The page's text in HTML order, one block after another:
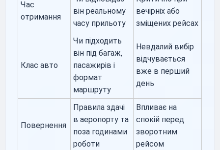
Час
отримання
він реальному
часу прильоту
вечірніх або
зміщених рейсах
Клас авто
Чи підходить
він під багаж,
пасажирів і
формат
маршруту
Невдалий вибір
відчувається
вже в перший
день
Повернення
Правила здачі
в аеропорту та
поза годинами
роботи
Впливає на
спокій перед
зворотним
рейсом